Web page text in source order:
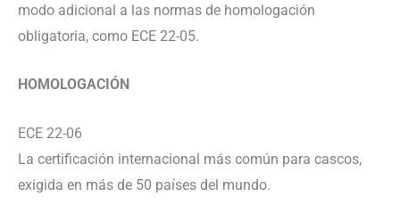
modo adicional a las normas de homologación
obligatoria, como ECE 22-05.
HOMOLOGACIÓN
ECE 22-06
La certificación internacional más común para cascos,
exigida en más de 50 países del mundo.